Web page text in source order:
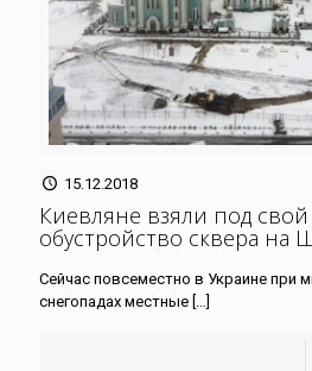
15.12.2018
Киевляне взяли под
обустройство сквера на
Сейчас повсеместно в Украине при
снегопадах местные […]